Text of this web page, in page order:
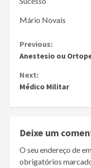
Mário Novais
Continue
Previous:
Anestesio ou
Next:
Médico Militar
Deixe um
O seu endereço de
obrigatórios